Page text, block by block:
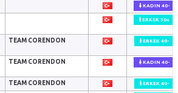
KADIN 40-
ERKEK 50+
TEAM CORENDON ERKEK 40-
TEAM CORENDON KADIN 40-
TEAM CORENDON ERKEK 40-